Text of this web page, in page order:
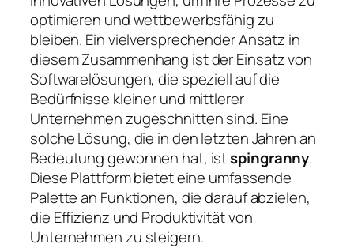
optimieren und wettbewerbsfähig zu
bleiben. Ein vielversprechender Ansatz in
diesem Zusammenhang ist der Einsatz von
Softwarelösungen, die speziell auf die
Bedürfnisse kleiner und mittlerer
Unternehmen zugeschnitten sind. Eine
solche Lösung, die in den letzten Jahren an
Bedeutung gewonnen hat, istspingranny.
Diese Plattform bietet eine umfassende
Palette an Funktionen, die darauf abzielen,
die Effizienz und Produktivität von
Unternehmen zu steigern.